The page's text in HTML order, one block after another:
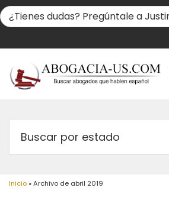
Inicio»Archivo de abril 2019